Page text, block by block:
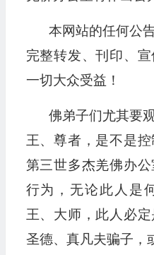
本网站的任何公
完整转发、刊印、
一切大众受益！
佛弟子们尤其要
王、尊者，是不是
第三世多杰羌佛办
行为，无论此人是
王、大师，此人必
圣德、真凡夫骗子，